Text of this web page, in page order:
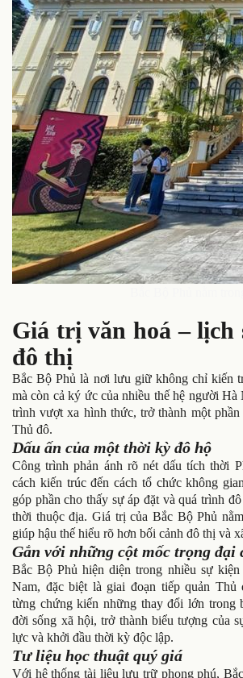
Giá trị văn hoá – lịch
đô thị
Bắc Bộ Phủ là nơi lưu giữ không chỉ kiến
mà còn cả ký ức của nhiều thế hệ người
trình vượt xa hình thức, trở thành một
Thủ đô.
Dấu ấn của một thời kỳ đô hộ
Công trình phản ánh rõ nét dấu tích thời
cách kiến trúc đến cách tổ chức không
góp phần cho thấy sự áp đặt và quá trình
thời thuộc địa. Giá trị của Bắc Bộ Phủ
giúp hậu thế hiểu rõ hơn bối cảnh đô thị và
Gắn với những cột mốc trọng đại
Bắc Bộ Phủ hiện diện trong nhiều sự
Nam, đặc biệt là giai đoạn tiếp quản Thủ
từng chứng kiến những thay đổi lớn trong
đời sống xã hội, trở thành biểu tượng của
lực và khởi đầu thời kỳ độc lập.
Tư liệu học thuật quý giá
Với hệ thống tài liệu lưu trữ phong phú,